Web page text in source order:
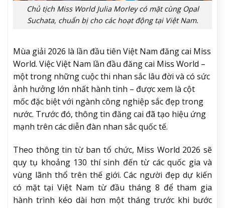
Chủ tịch Miss World Julia Morley có mặt cùng Opal
Suchata, chuẩn bị cho các hoạt động tại Việt Nam.
Mùa giải 2026 là lần đầu tiên Việt Nam đăng cai Miss
World. Việc Việt Nam lần đầu đăng cai Miss World –
một trong những cuộc thi nhan sắc lâu đời và có sức
ảnh hưởng lớn nhất hành tinh – được xem là cột
mốc đặc biệt với ngành công nghiệp sắc đẹp trong
nước. Trước đó, thông tin đăng cai đã tạo hiệu ứng
mạnh trên các diễn đàn nhan sắc quốc tế.
Theo thông tin từ ban tổ chức, Miss World 2026 sẽ
quy tụ khoảng 130 thí sinh đến từ các quốc gia và
vùng lãnh thổ trên thế giới. Các người đẹp dự kiến
có mặt tại Việt Nam từ đầu tháng 8 để tham gia
hành trình kéo dài hơn một tháng trước khi bước